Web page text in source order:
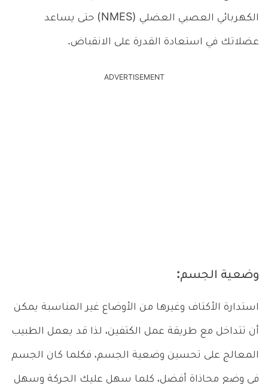
الكهربائي العصبي العضلي (NMES) حتى يساعد
عضلاتك في استعادة القدرة على الانقباض.
ADVERTISEMENT
وضعية الجسم:
استدارة الأكتاف وغيرها من الأوضاع غير المناسبة يمكن
أن تتداخل مع طريقة عمل الكتفين، لذا قد يعمل الطبيب
المعالج على تحسين وضعية الجسم، فكلما كان الجسم
في وضع محاذاة أفضل، كلما سهل عليك الحركة وسهل